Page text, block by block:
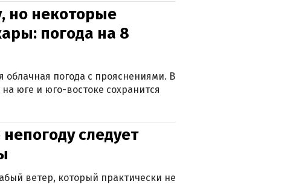
но некоторые
погода на 8
облачная погода с прояснениями. В
юге и юго-востоке сохранится
следует
ветер, который практически не